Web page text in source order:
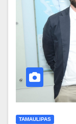
TAMAULIPAS